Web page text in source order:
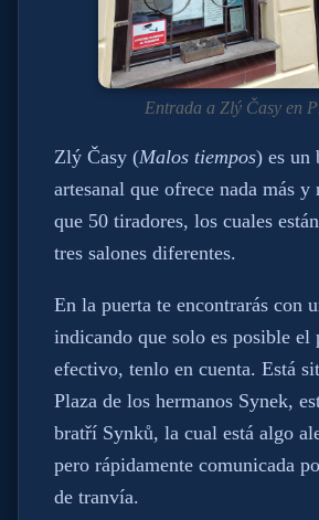
Entrada a Zlý Časy en
Zlý Časy (Malos tiempos) es un
artesanal que ofrece nada más y
que 50 tiradores, los cuales
tres salones diferentes.
En la puerta te encontrarás con
indicando que solo es posible el
efectivo, tenlo en cuenta. Está
Plaza de los hermanos Synek,
bratří Synků, la cual está algo
pero rápidamente comunicada
de tranvía.